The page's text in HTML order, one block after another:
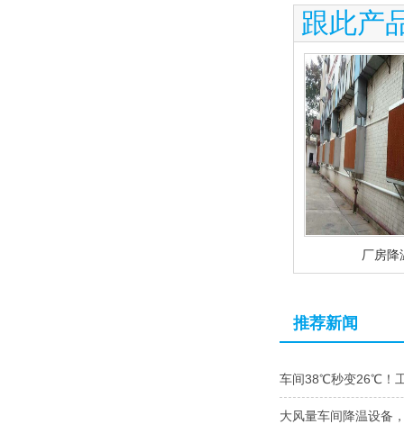
跟此产
厂房降
推荐新闻
车间38℃秒变26℃！
大风量车间降温设备